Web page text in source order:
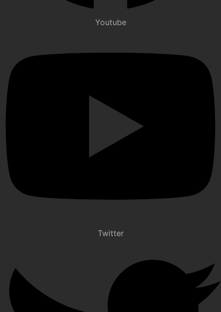
Youtube
Twitter